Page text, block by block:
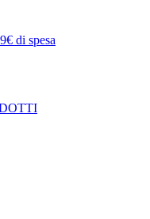
di spesa